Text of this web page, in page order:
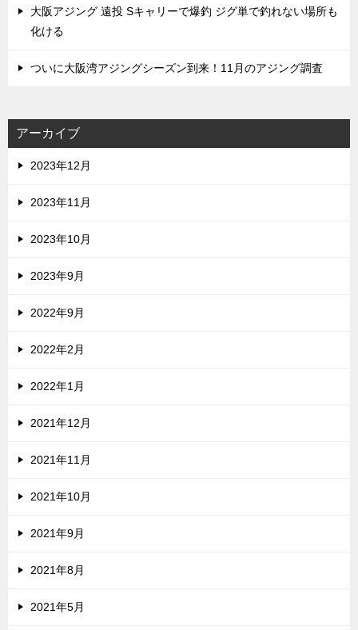
大阪アジング 遠投 Sキャリーで爆釣 ジグ単で釣れない場所も
化ける
ついに大阪湾アジングシーズン到来！11月のアジング調査
アーカイブ
2023年12月
2023年11月
2023年10月
2023年9月
2022年9月
2022年2月
2022年1月
2021年12月
2021年11月
2021年10月
2021年9月
2021年8月
2021年5月